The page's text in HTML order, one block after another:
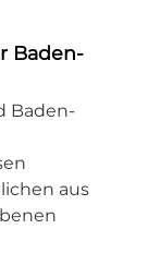
Baden-
Baden-
aus